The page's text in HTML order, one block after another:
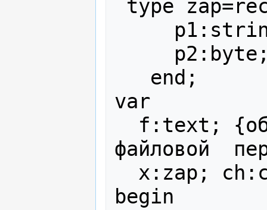
var
файловой
begin